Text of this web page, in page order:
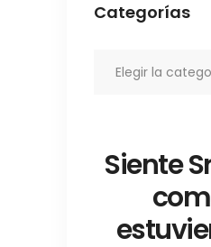
Categorías
Siente